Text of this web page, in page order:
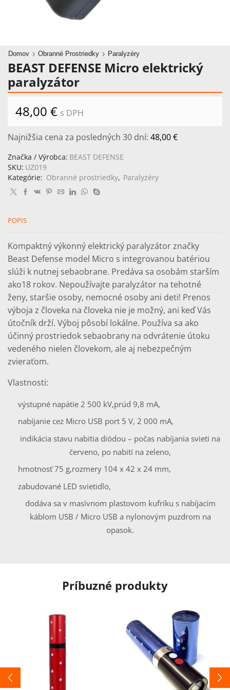
Domov Obranné Prostriedky Paralyzéry
BEAST DEFENSE Micro elektrický
paralyzátor
48,00 € s DPH
Najnižšia cena za posledných 30 dní: 48,00€
Značka / Výrobca: BEAST DEFENSE
SKU: UZ019
Kategórie: Obranné prostriedky, Paralyzéry
POPIS
Kompaktný výkonný elektrický paralyzátor značky
Beast Defense model Micro s integrovanou batériou
slúži k nutnej sebaobrane. Predáva sa osobám starším
ako18 rokov. Nepoužívajte paralyzátor na tehotné
ženy, staršie osoby, nemocné osoby ani deti! Prenos
výboja z človeka na človeka nie je možný, ani keď Vás
útočník drží. Výboj pôsobí lokálne. Používa sa ako
účinný prostriedok sebaobrany na odvrátenie útoku
vedeného nielen človekom, ale aj nebezpečným
zvieraťom.
Vlastnosti:
výstupné napätie 2 500 kV,prúd 9,8 mA,
nabíjanie cez Micro USB port 5 V, 2 000 mA,
indikácia stavu nabitia diódou – počas nabíjania svieti na
červeno, po nabití na zeleno,
hmotnosť 75 g,rozmery 104 x 42 x 24 mm,
zabudované LED svietidlo,
dodáva sa v masívnom plastovom kufríku s nabíjacím
káblom USB / Micro USB a nylonovým puzdrom na
opasok.
Príbuzné produkty